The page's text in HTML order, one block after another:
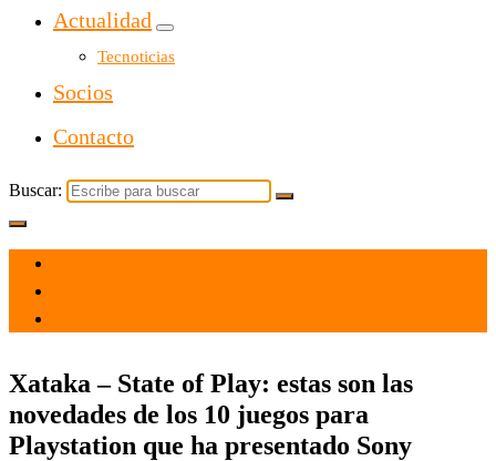
Actualidad
Tecnoticias
Socios
Contacto
Buscar:
Xataka – State of Play: estas son las
novedades de los 10 juegos para
Playstation que ha presentado Sony